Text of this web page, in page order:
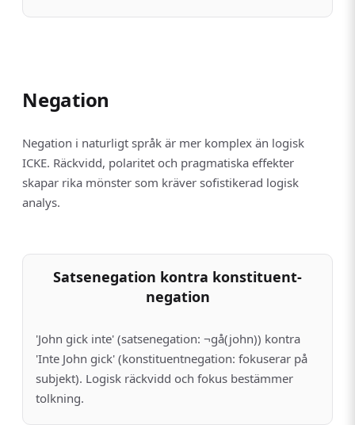
Negation
Negation i naturligt språk är mer komplex än logisk
ICKE. Räckvidd, polaritet och pragmatiska effekter
skapar rika mönster som kräver sofistikerad logisk
analys.
Satsenegation kontra konstituent­
negation
'John gick inte' (satsenegation: ¬gå(john)) kontra
'Inte John gick' (konstituent­negation: fokuserar på
subjekt). Logisk räckvidd och fokus bestämmer
tolkning.